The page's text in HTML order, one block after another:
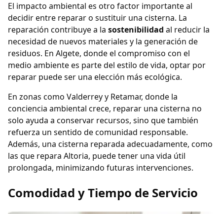
El impacto ambiental es otro factor importante al
decidir entre reparar o sustituir una cisterna. La
reparación contribuye a la sostenibilidad al reducir la
necesidad de nuevos materiales y la generación de
residuos. En Algete, donde el compromiso con el
medio ambiente es parte del estilo de vida, optar por
reparar puede ser una elección más ecológica.
En zonas como Valderrey y Retamar, donde la
conciencia ambiental crece, reparar una cisterna no
solo ayuda a conservar recursos, sino que también
refuerza un sentido de comunidad responsable.
Además, una cisterna reparada adecuadamente, como
las que repara Altoria, puede tener una vida útil
prolongada, minimizando futuras intervenciones.
Comodidad y Tiempo de Servicio